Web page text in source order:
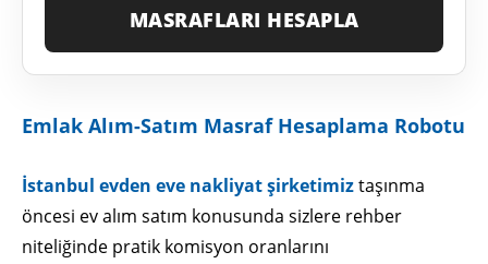
MASRAFLARI HESAPLA
Emlak Alım-Satım Masraf Hesaplama Robotu
İstanbul evden eve nakliyat şirketimiztaşınma
öncesi ev alım satım konusunda sizlere rehber
niteliğinde pratik komisyon oranlarını